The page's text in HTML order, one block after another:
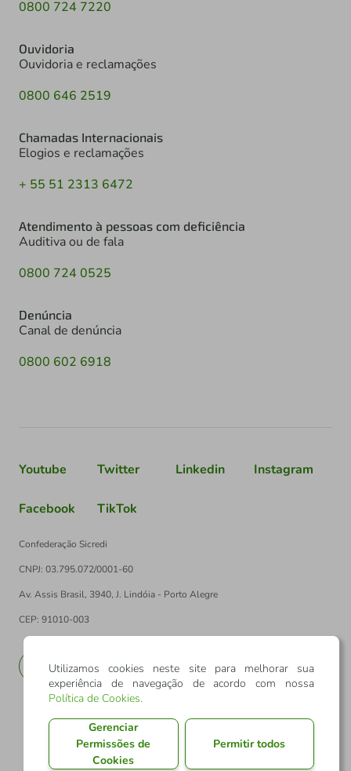
0800 724 7220
Ouvidoria
Ouvidoria e reclamações
0800 646 2519
Chamadas Internacionais
Elogios e reclamações
+ 55 51 2313 6472
Atendimento à pessoas com deficiência
Auditiva ou de fala
0800 724 0525
Denúncia
Canal de denúncia
0800 602 6918
Youtube Twitter Linkedin Instagram
Facebook TikTok
Confederação Sicredi
CNPJ: 03.795.072/0001-60
Av. Assis Brasil, 3940, J. Lindóia - Porto Alegre
CEP: 91010-003
EN
Utilizamos cookies neste site para melhorar sua
experiência de navegação de acordo com nossa
Política de Cookies.
Gerenciar
Permissões de
Cookies
Permitir todos